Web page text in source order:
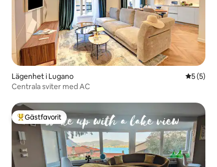
Lägenhet i Lugano 5 av 5 i
5 (5)
Centrala sviter med AC
Populär gästfavorit
Gästfavorit